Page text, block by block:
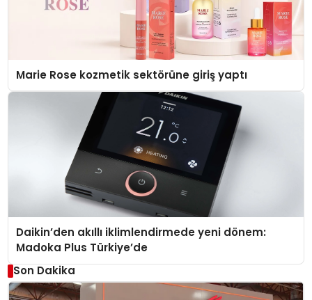
Marie Rose kozmetik sektörüne giriş yaptı
Daikin’den akıllı iklimlendirmede yeni dönem:
Madoka Plus Türkiye’de
Son Dakika